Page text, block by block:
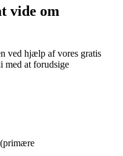
vide om
ved hjælp af vores gratis
med at forudsige